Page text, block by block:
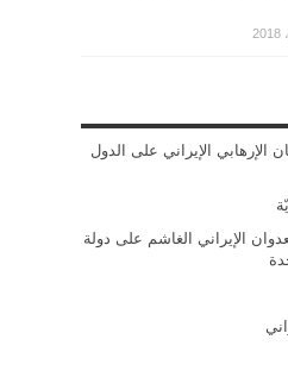
الإرهابي الإيراني على الدول
الإيراني الغاشم على دولة